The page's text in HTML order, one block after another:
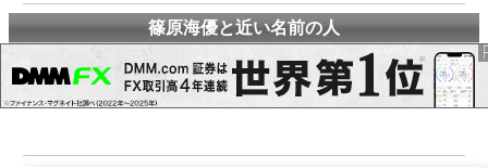
篠原海優と近い名前の人